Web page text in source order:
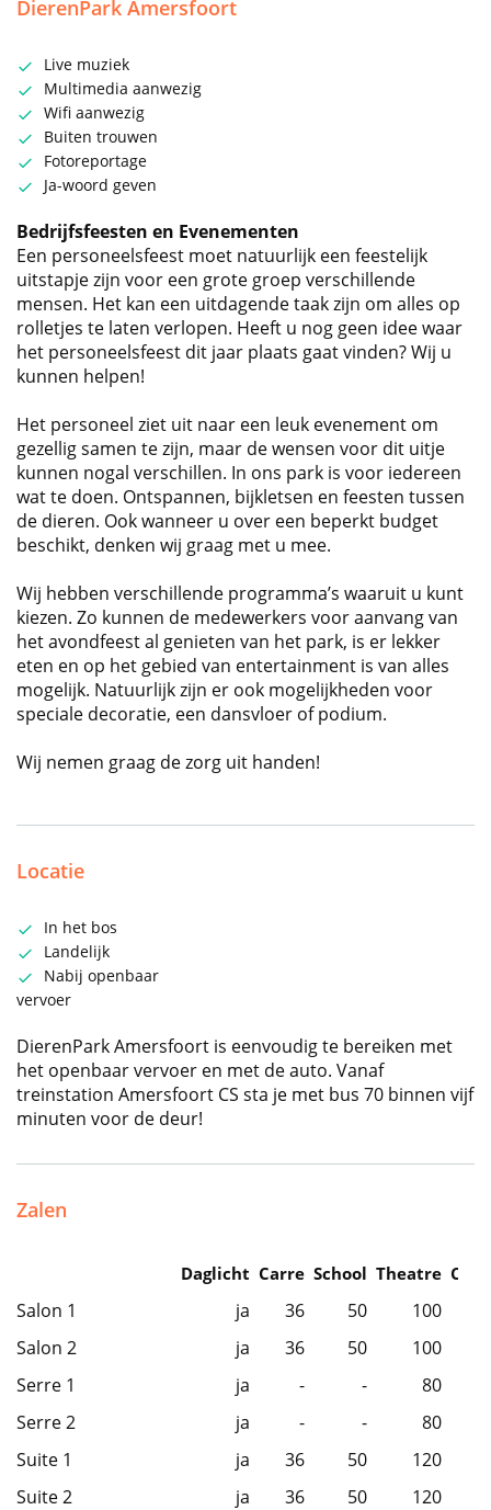
DierenPark Amersfoort
Live muziek
Multimedia aanwezig
Wifi aanwezig
Buiten trouwen
Fotoreportage
Ja-woord geven
Bedrijfsfeesten en Evenementen
Een personeelsfeest moet natuurlijk een feestelijk
uitstapje zijn voor een grote groep verschillende
mensen. Het kan een uitdagende taak zijn om alles op
rolletjes te laten verlopen. Heeft u nog geen idee waar
het personeelsfeest dit jaar plaats gaat vinden? Wij u
kunnen helpen!
Het personeel ziet uit naar een leuk evenement om
gezellig samen te zijn, maar de wensen voor dit uitje
kunnen nogal verschillen. In ons park is voor iedereen
wat te doen. Ontspannen, bijkletsen en feesten tussen
de dieren. Ook wanneer u over een beperkt budget
beschikt, denken wij graag met u mee.
Wij hebben verschillende programma’s waaruit u kunt
kiezen. Zo kunnen de medewerkers voor aanvang van
het avondfeest al genieten van het park, is er lekker
eten en op het gebied van entertainment is van alles
mogelijk. Natuurlijk zijn er ook mogelijkheden voor
speciale decoratie, een dansvloer of podium.
Wij nemen graag de zorg uit handen!
Locatie
In het bos
Landelijk
Nabij openbaar
vervoer
DierenPark Amersfoort is eenvoudig te bereiken met
het openbaar vervoer en met de auto. Vanaf
treinstation Amersfoort CS sta je met bus 70 binnen vijf
minuten voor de deur!
Zalen
Daglicht Carre School Theatre
Salon 1 ja 36 50
100
Salon 2
ja 36 50
100
Serre 1
ja - -
80
Serre 2
ja - -
80
Suite 1
ja 36 50
120
Suite 2
ja 36 50 120